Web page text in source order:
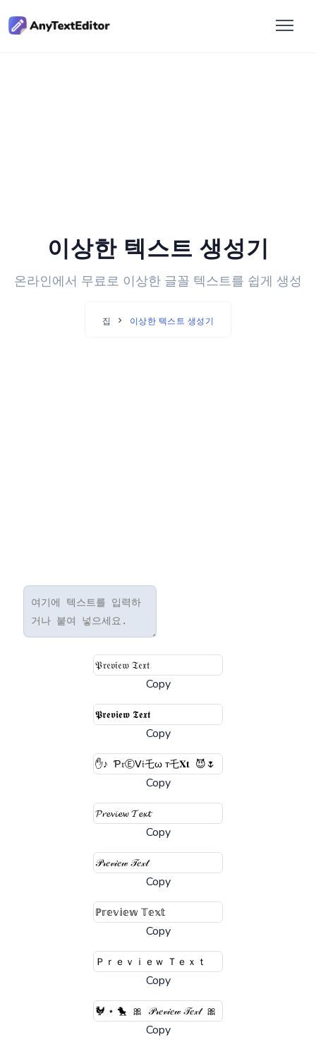
이상한 텍스트 생성기
온라인에서 무료로 이상한 글꼴 텍스트를 쉽게 생성
집 이상한 텍스트 생성기
Copy
Copy
Copy
Copy
Copy
Copy
Copy
Copy